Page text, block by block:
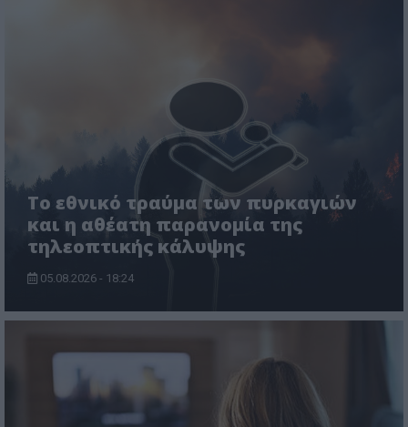
Το εθνικό τραύμα των πυρκαγιών
και η αθέατη παρανομία της
τηλεοπτικής κάλυψης
05.08.2026 - 18:24